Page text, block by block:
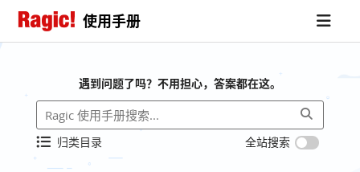
使用手册
遇到问题了吗？不用担心，答案都在这。
归类目录 全站搜索